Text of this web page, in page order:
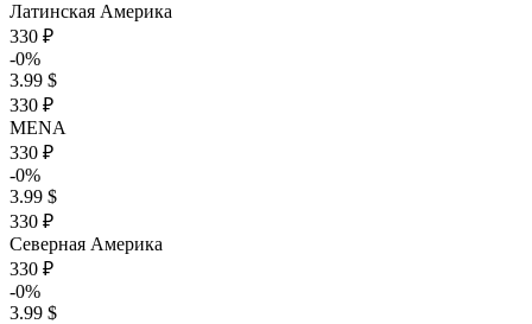
Латинская Америка
330 ₽
-0%
3.99 $
330 ₽
MENA
330 ₽
-0%
3.99 $
330 ₽
Северная Америка
330 ₽
-0%
3.99 $